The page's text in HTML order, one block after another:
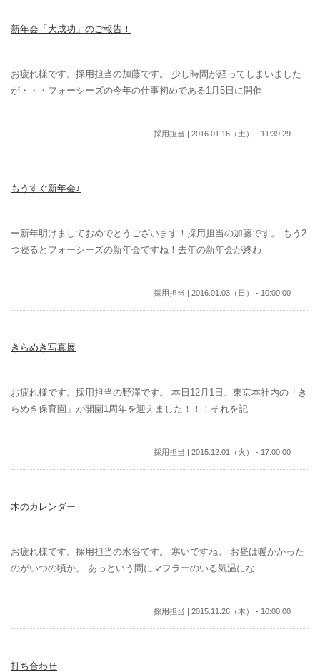
新年会「大成功」のご報告！
お疲れ様です。採用担当の加藤です。 少し時間が経ってしまいました
が・・・フォーシーズの今年の仕事初めである1月5日に開催
採用担当 | 2016.01.16（土） - 11:39:29
もうすぐ新年会♪
ー新年明けましておめでとうございます！採用担当の加藤です。 もう2
つ寝るとフォーシーズの新年会ですね！去年の新年会が終わ
採用担当 | 2016.01.03（日） - 10:00:00
きらめき写真展
お疲れ様です。採用担当の野澤です。 本日12月1日、東京本社内の「き
らめき保育園」が開園1周年を迎えました！！！それを記
採用担当 | 2015.12.01（火） - 17:00:00
木のカレンダー
お疲れ様です。採用担当の水谷です。 寒いですね。 お昼は暖かかった
のがいつの頃か。 あっという間にマフラーのいる気温にな
採用担当 | 2015.11.26（木） - 10:00:00
打ち合わせ